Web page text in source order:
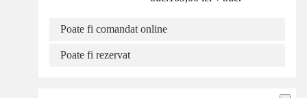
Poate fi comandat online
Poate fi rezervat